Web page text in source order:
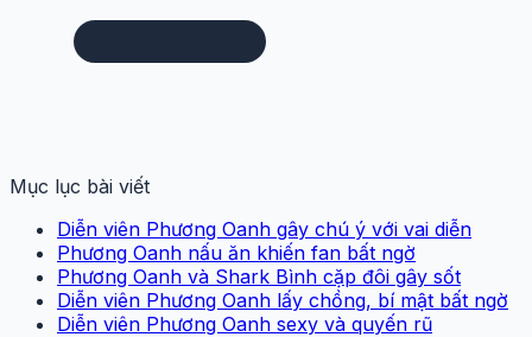
Mục lục bài viết
Diễn viên Phương Oanh gây chú ý với vai diễn
Phương Oanh nấu ăn khiến fan bất ngờ
Phương Oanh và Shark Bình cặp đôi gây sốt
Diễn viên Phương Oanh lấy chồng, bí mật bất ngờ
Diễn viên Phương Oanh sexy và quyến rũ